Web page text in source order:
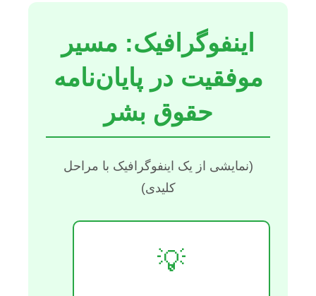
اینفوگرافیک: مسیر
موفقیت در پایان‌نامه
حقوق بشر
(نمایشی از یک اینفوگرافیک با مراحل
کلیدی)
💡